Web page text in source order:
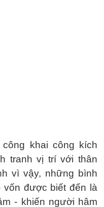
khai công kích
tranh vị trí với thân
vì vậy, những bình
vốn được biết đến là
- khiến người hâm